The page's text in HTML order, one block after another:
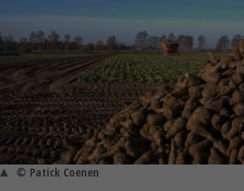
© Patick Coenen